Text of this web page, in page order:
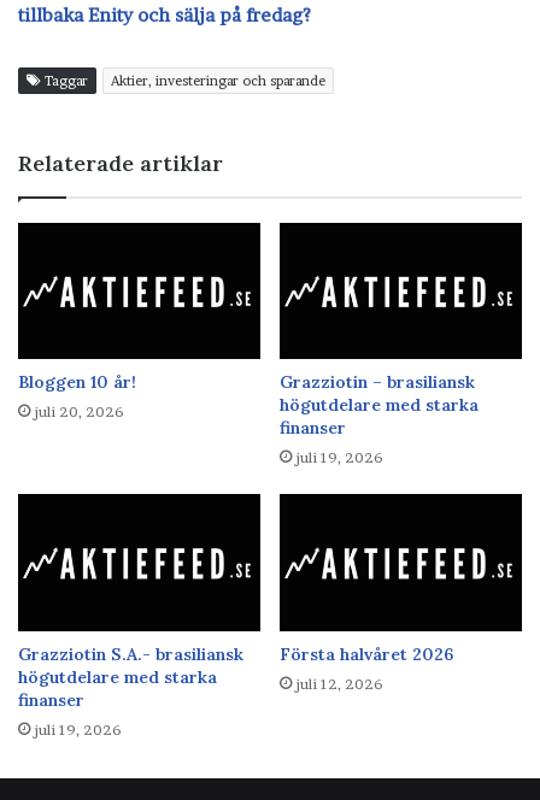
tillbaka Enity och sälja på fredag?
Taggar Aktier, investeringar och sparande
Relaterade artiklar
Bloggen 10 år!
juli 20, 2026
Grazziotin – brasiliansk
högutdelare med starka
finanser
juli 19, 2026
Grazziotin S.A.- brasiliansk
högutdelare med starka
finanser
juli 19, 2026
Första halvåret 2026
juli 12, 2026